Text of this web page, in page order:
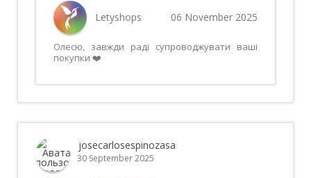
Letyshops 06 November 2025
Олесю, завжди раді супроводжувати ваші
покупки ❤️
josecarlosespinozasa
30 September 2025